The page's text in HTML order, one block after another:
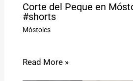
Corte del Peque en
#shorts
Móstoles
Read More »